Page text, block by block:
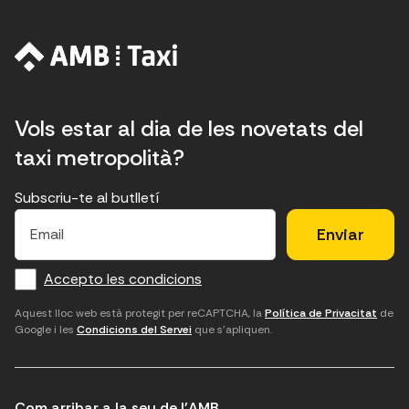
Vols estar al dia de les novetats del
taxi metropolità?
E
f
o
r
m
E
c
a
m
p
H
u
d
'
a
×
Subscriu-te al butlletí
E
a
i
l
Accepto les condicions
Aquest lloc web està protegit per reCAPTCHA, laPolítica de Privacitat de
Google i les Condicions del Servei que s'apliquen.